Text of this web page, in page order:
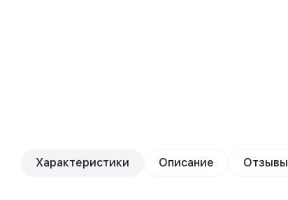
Характеристики Описание Отзывы